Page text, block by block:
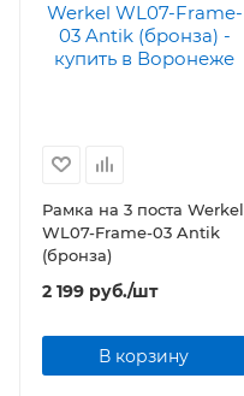
Рамка на 3 поста Werkel
WL07-Frame-03 Antik
(бронза)
2 199 руб./шт
В корзину